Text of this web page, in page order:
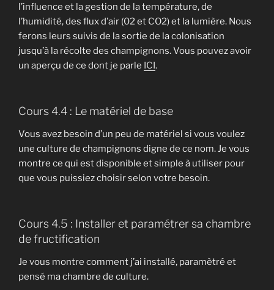
l’influence et la gestion de la température, de
l’humidité, des flux d’air (02 et CO2) et la lumière. Nous
ferons leurs suivis de la sortie de la colonisation
jusqu’à la récolte des champignons. Vous pouvez avoir
un aperçu de ce dont je parle ICI .
Cours 4.4 : Le matériel de base
Vous avez besoin d’un peu de matériel si vous voulez
une culture de champignons digne de ce nom. Je vous
montre ce qui est disponible et simple à utiliser pour
que vous puissiez choisir selon votre besoin.
Cours 4.5 : Installer et paramétrer sa chambre
de fructification
Je vous montre comment j’ai installé, paramètré et
pensé ma chambre de culture.